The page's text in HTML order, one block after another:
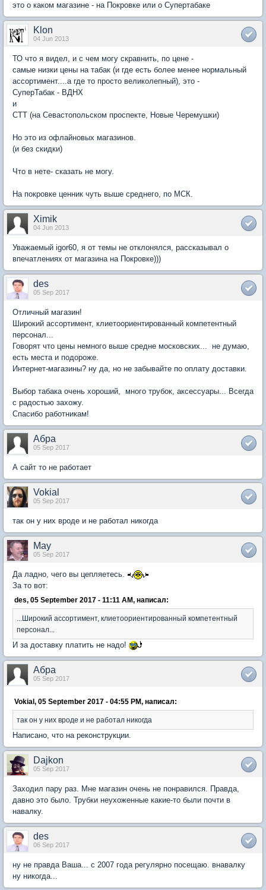
это о каком магазине - на Покровке или о Супертабаке
Klon
04 Jun 2013
ТО что я видел, и с чем могу скравнить, по цене -
самые низки цены на табак (и где есть более менее нормальный
ассортимент....а где то просто великолепный), это -
СуперТабак - ВДНХ
и
СТТ (на Севастопольском проспекте, Новые Черемушки)
Но это из офлайновых магазинов.
(и без скидки)
Что в нете- сказать не могу.
На покровке ценник чуть выше среднего, по МСК.
Ximik
04 Jun 2013
Уважаемый igor60, я от темы не отклонялся, рассказывал о
впечатлениях от магазина на Покровке)))
des
05 Sep 2017
Отличный магазин!
Широкий ассортимент, клиетоориентированный компетентный
персонал...
Говорят что цены немного выше средне московских... не думаю,
есть места и подороже.
Интернет-магазины? ну да, но не забывайте по оплату доставки.
Выбор табака очень хороший, много трубок, аксессуары... Всегда
с радостью захожу.
Спасибо работникам!
Абра
05 Sep 2017
А сайт то не работает
Vokial
05 Sep 2017
так он у них вроде и не работал никогда
May
05 Sep 2017
Да ладно, чего вы цепляетесь.
За то вот:
des, 05 September 2017 - 11:11 AM, написал:
...Широкий ассортимент, клиетоориентированный компетентный
персонал...
И за доставку платить не надо!
Абра
05 Sep 2017
Vokial, 05 September 2017 - 04:55 PM, написал:
так он у них вроде и не работал никогда
Написано, что на реконструкции.
Dajkon
05 Sep 2017
Заходил пару раз. Мне магазин очень не понравился. Правда,
давно это было. Трубки неухоженные какие-то были почти в
навалку.
des
06 Sep 2017
ну не правда Ваша... с 2007 года регулярно посещаю. внавалку
ну никогда...